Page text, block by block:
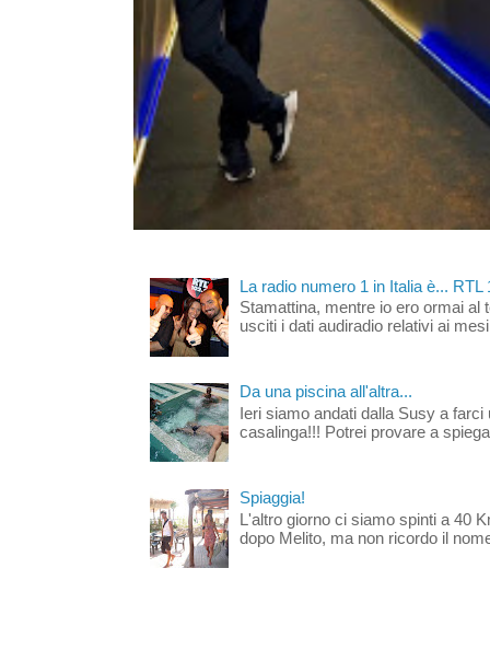
La radio numero 1 in Italia è... RTL
Stamattina, mentre io ero ormai al
usciti i dati audiradio relativi ai
Da una piscina all'altra...
Ieri siamo andati dalla Susy a
casalinga!!! Potrei provare a
Spiaggia!
L'altro giorno ci siamo spinti a 40
dopo Melito, ma non ricordo il